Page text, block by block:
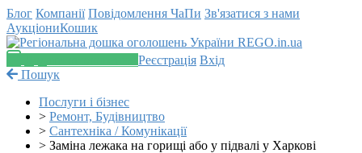
Блог Компанії Повідомлення ЧаПи Зв'язатися з нами
АукціониКошик
Реєстрація Вхід
Пошук
Послуги і бізнес
> Ремонт, Будівництво
> Сантехніка / Комунікації
> Заміна лежака на горищі або у підвалі у Харкові